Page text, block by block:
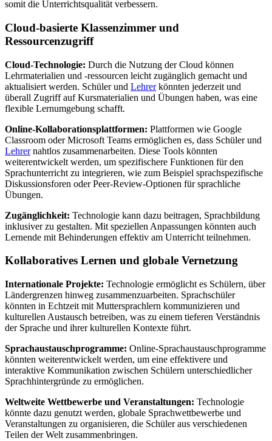
somit die Unterrichtsqualität verbessern.
Cloud-basierte Klassenzimmer und
Ressourcenzugriff
Cloud-Technologie: Durch die Nutzung der Cloud können
Lehrmaterialien und -ressourcen leicht zugänglich gemacht und
aktualisiert werden. Schüler und Lehrerkönnten jederzeit und
überall Zugriff auf Kursmaterialien und Übungen haben, was eine
flexible Lernumgebung schafft.
Online-Kollaborationsplattformen: Plattformen wie Google
Classroom oder Microsoft Teams ermöglichen es, dass Schüler und
Lehrernahtlos zusammenarbeiten. Diese Tools könnten
weiterentwickelt werden, um spezifischere Funktionen für den
Sprachunterricht zu integrieren, wie zum Beispiel sprachspezifische
Diskussionsforen oder Peer-Review-Optionen für sprachliche
Übungen.
Zugänglichkeit: Technologie kann dazu beitragen, Sprachbildung
inklusiver zu gestalten. Mit speziellen Anpassungen könnten auch
Lernende mit Behinderungen effektiv am Unterricht teilnehmen.
Kollaboratives Lernen und globale Vernetzung
Internationale Projekte: Technologie ermöglicht es Schülern, über
Ländergrenzen hinweg zusammenzuarbeiten. Sprachschüler
könnten in Echtzeit mit Muttersprachlern kommunizieren und
kulturellen Austausch betreiben, was zu einem tieferen Verständnis
der Sprache und ihrer kulturellen Kontexte führt.
Sprachaustauschprogramme: Online-Sprachaustauschprogramme
könnten weiterentwickelt werden, um eine effektivere und
interaktive Kommunikation zwischen Schülern unterschiedlicher
Sprachhintergründe zu ermöglichen.
Weltweite Wettbewerbe und Veranstaltungen: Technologie
könnte dazu genutzt werden, globale Sprachwettbewerbe und
Veranstaltungen zu organisieren, die Schüler aus verschiedenen
Teilen der Welt zusammenbringen.